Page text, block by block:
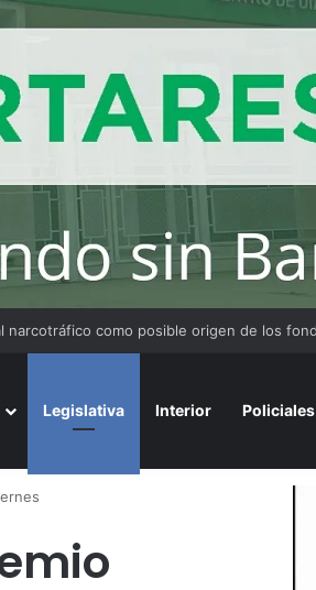
en la misa de San Cayetano
Legislativa Interior Policiales